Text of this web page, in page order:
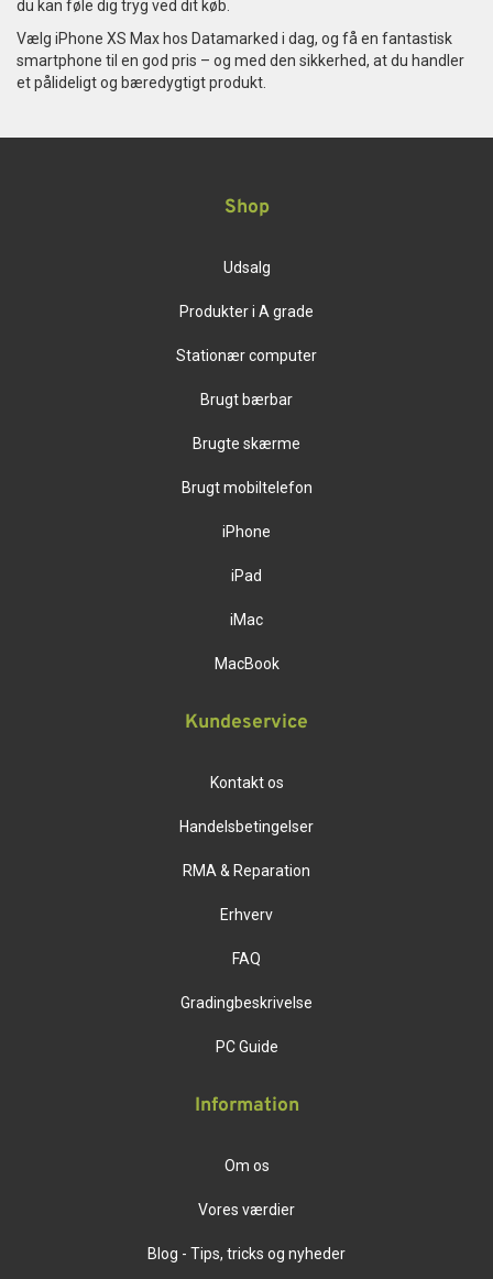
du kan føle dig tryg ved dit køb.
Vælg iPhone XS Max hos Datamarked i dag, og få en fantastisk
smartphone til en god pris – og med den sikkerhed, at du handler
et pålideligt og bæredygtigt produkt.
Shop
Udsalg
Produkter i A grade
Stationær computer
Brugt bærbar
Brugte skærme
Brugt mobiltelefon
iPhone
iPad
iMac
MacBook
Kundeservice
Kontakt os
Handelsbetingelser
RMA & Reparation
Erhverv
FAQ
Gradingbeskrivelse
PC Guide
Information
Om os
Vores værdier
Blog - Tips, tricks og nyheder